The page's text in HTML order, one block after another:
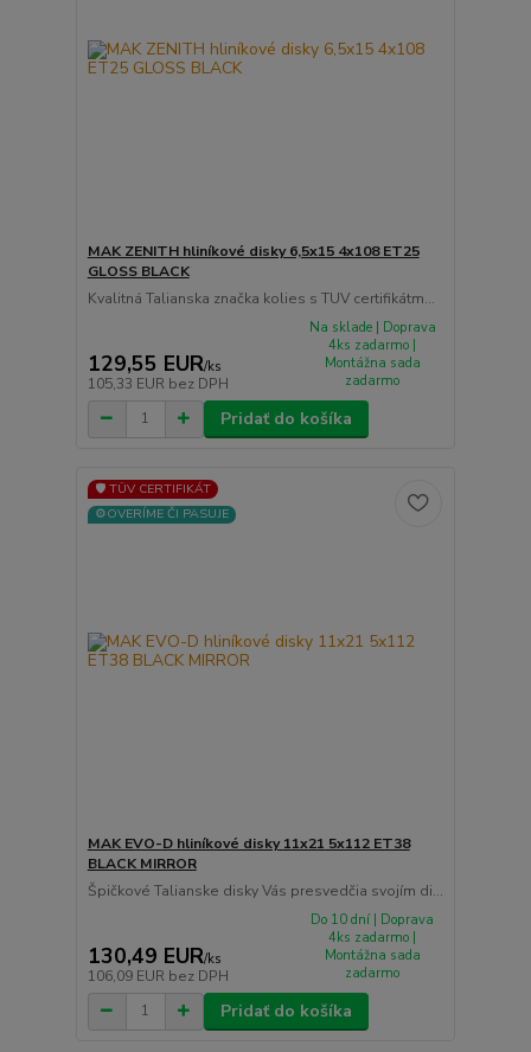
MAK ZENITH hliníkové disky 6,5x15 4x108 ET25
GLOSS BLACK
Kvalitná Talianska značka kolies s TUV certifikátm...
129,55 EUR/ks
105,33 EUR bez DPH
Na sklade | Doprava
4ks zadarmo |
Montážna sada
zadarmo
Pridať do košíka
🛡️ TÜV CERTIFIKÁT
⚙️OVERÍME ČI PASUJE
MAK EVO-D hliníkové disky 11x21 5x112 ET38
BLACK MIRROR
Špičkové Talianske disky Vás presvedčia svojím di...
130,49 EUR/ks
106,09 EUR bez DPH
Do 10 dní | Doprava
4ks zadarmo |
Montážna sada
zadarmo
Pridať do košíka